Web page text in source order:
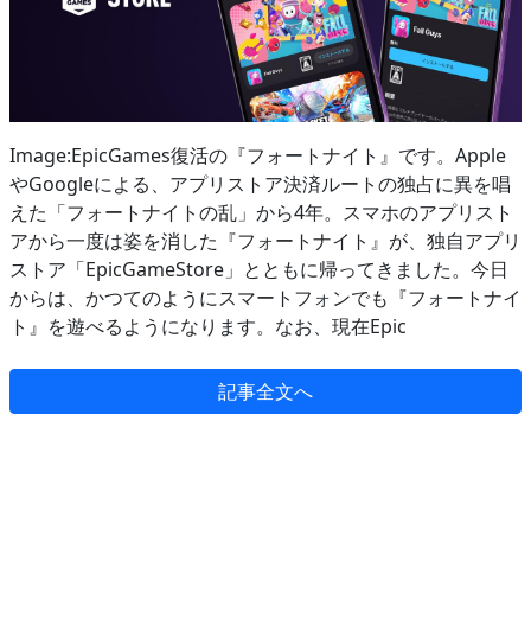
Image:EpicGames復活の『フォートナイト』です。Apple
やGoogleによる、アプリストア決済ルートの独占に異を唱
えた「フォートナイトの乱」から4年。スマホのアプリスト
アから一度は姿を消した『フォートナイト』が、独自アプリ
ストア「EpicGameStore」とともに帰ってきました。今日
からは、かつてのようにスマートフォンでも『フォートナイ
ト』を遊べるようになります。なお、現在Epic
記事全文へ